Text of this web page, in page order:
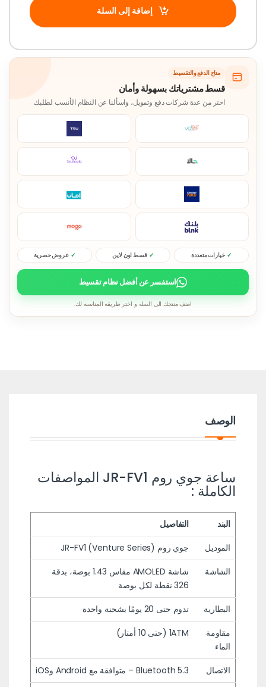
إضافة إلى السلة
متاح الدفع والتقسيط
قسط مشترياتك بسهولة وأمان
اختر من عدة شركات دفع وتمويل، واسألنا عن النظام الأنسب لطلبك.
خيارات متعددة قسط اون لاين عروض حصرية
استفسر عن أفضل نظام تقسيط
اضف منتجك الى السله و اختر طريقه المناسبه لك.
الوصف
ساعة جوي روم JR-FV1 المواصفات
الكاملة :
البند
التفاصيل
الموديل
جوي روم JR-FV1 (Venture Series)
الشاشة
شاشة AMOLED مقاس 1.43 بوصة، بدقة
326 نقطة لكل بوصة
البطارية
تدوم حتى 20 يومًا بشحنة واحدة
مقاومة
الماء
1ATM (حتى 10 أمتار)
الاتصال
Bluetooth 5.3 – متوافقة مع Android وiOS